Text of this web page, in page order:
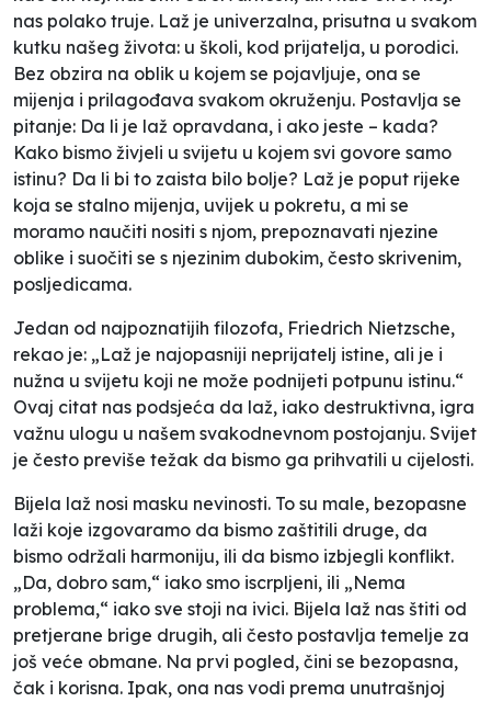
nas polako truje. Laž je univerzalna, prisutna u svakom
kutku našeg života: u školi, kod prijatelja, u porodici.
Bez obzira na oblik u kojem se pojavljuje, ona se
mijenja i prilagođava svakom okruženju. Postavlja se
pitanje: Da li je laž opravdana, i ako jeste – kada?
Kako bismo živjeli u svijetu u kojem svi govore samo
istinu? Da li bi to zaista bilo bolje? Laž je poput rijeke
koja se stalno mijenja, uvijek u pokretu, a mi se
moramo naučiti nositi s njom, prepoznavati njezine
oblike i suočiti se s njezinim dubokim, često skrivenim,
posljedicama.
Jedan od najpoznatijih filozofa, Friedrich Nietzsche,
rekao je: „Laž je najopasniji neprijatelj istine, ali je i
nužna u svijetu koji ne može podnijeti potpunu istinu.“
Ovaj citat nas podsjeća da laž, iako destruktivna, igra
važnu ulogu u našem svakodnevnom postojanju. Svijet
je često previše težak da bismo ga prihvatili u cijelosti.
Bijela laž nosi masku nevinosti. To su male, bezopasne
laži koje izgovaramo da bismo zaštitili druge, da
bismo održali harmoniju, ili da bismo izbjegli konflikt.
„Da, dobro sam,“ iako smo iscrpljeni, ili „Nema
problema,“ iako sve stoji na ivici. Bijela laž nas štiti od
pretjerane brige drugih, ali često postavlja temelje za
još veće obmane. Na prvi pogled, čini se bezopasna,
čak i korisna. Ipak, ona nas vodi prema unutrašnjoj